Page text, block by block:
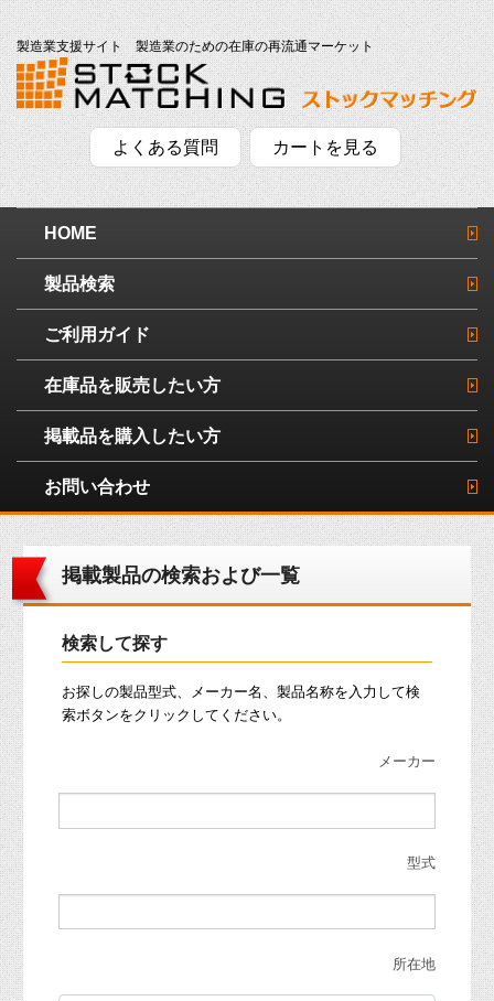
製造業支援サイト 製造業のための在庫の再流通マーケット
よくある質問 カートを見る
HOME
製品検索
ご利用ガイド
在庫品を販売したい方
掲載品を購入したい方
お問い合わせ
掲載製品の検索および一覧
検索して探す
お探しの製品型式、メーカー名、製品名称を入力して検
索ボタンをクリックしてください。
メーカー
型式
所在地